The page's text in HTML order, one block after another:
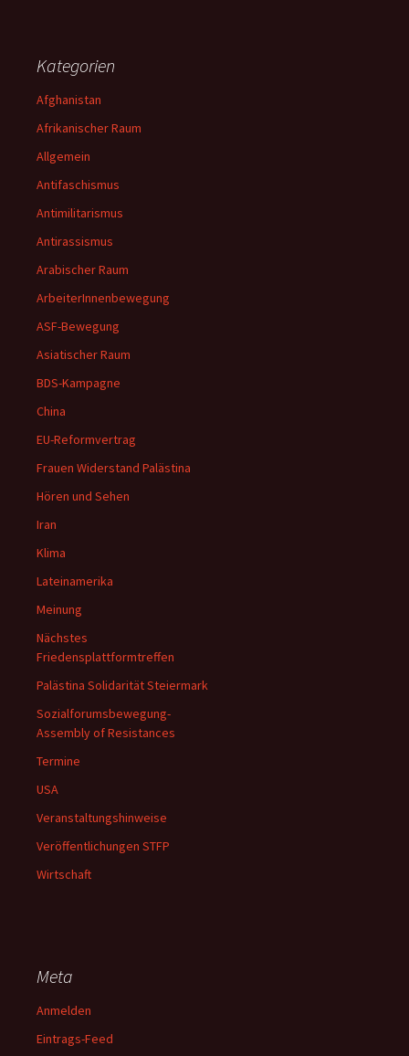
Kategorien
Afghanistan
Afrikanischer Raum
Allgemein
Antifaschismus
Antimilitarismus
Antirassismus
Arabischer Raum
ArbeiterInnenbewegung
ASF-Bewegung
Asiatischer Raum
BDS-Kampagne
China
EU-Reformvertrag
Frauen Widerstand Palästina
Hören und Sehen
Iran
Klima
Lateinamerika
Meinung
Nächstes
Friedensplattformtreffen
Palästina Solidarität Steiermark
Sozialforumsbewegung-
Assembly of Resistances
Termine
USA
Veranstaltungshinweise
Veröffentlichungen STFP
Wirtschaft
Meta
Anmelden
Eintrags-Feed